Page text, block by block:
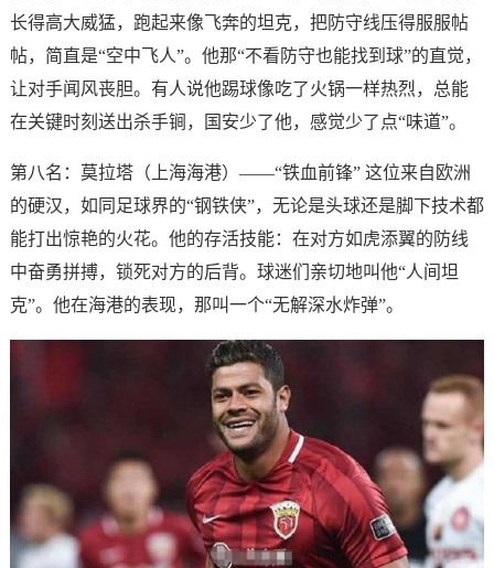
长得高大威猛，跑起来像飞奔的坦克，把防守线压得服服帖
帖，简直是“空中飞人”。他那“不看防守也能找到球”的直觉，
让对手闻风丧胆。有人说他踢球像吃了火锅一样热烈，总能
在关键时刻送出杀手锏，国安少了他，感觉少了点“味道”。
第八名：莫拉塔（上海海港）——“铁血前锋” 这位来自欧洲
的硬汉，如同足球界的“钢铁侠”，无论是头球还是脚下技术都
能打出惊艳的火花。他的存活技能：在对方如虎添翼的防线
中奋勇拼搏，锁死对方的后背。球迷们亲切地叫他“人间坦
克”。他在海港的表现，那叫一个“无解深水炸弹”。